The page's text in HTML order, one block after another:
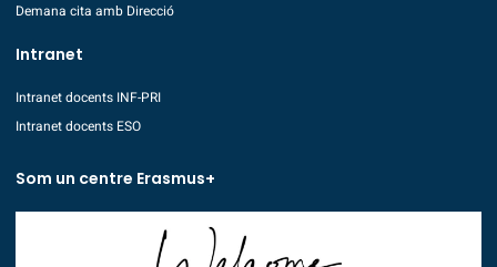
Demana cita amb Direcció
Intranet
Intranet docents INF-PRI
Intranet docents ESO
Som un centre Erasmus+